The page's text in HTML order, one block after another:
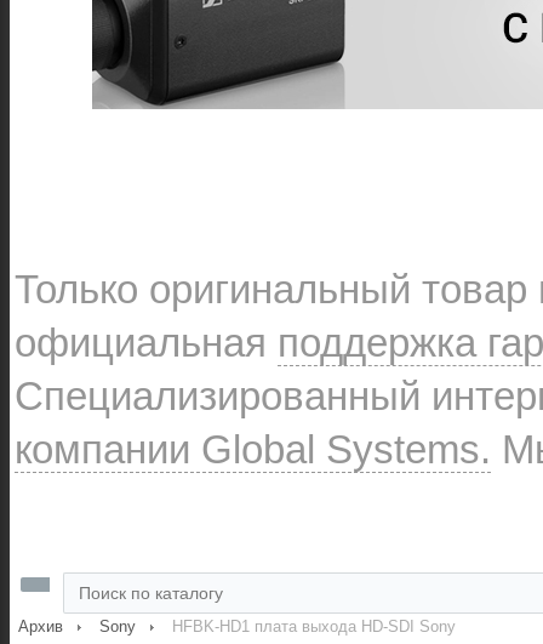
Только оригинальный
официальная поддержка
Специализированный
компании Global Systems.
Архив Sony HFBK-HD1 плата выхода HD-SDI Sony